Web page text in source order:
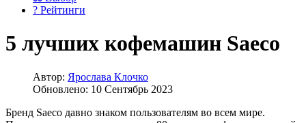
? Рейтинги
5 лучших кофемашин Saeco
Автор: Ярослава Клочко
Обновлено: 10 Сентябрь 2023
Бренд Saeco давно знаком пользователям во всем мире.